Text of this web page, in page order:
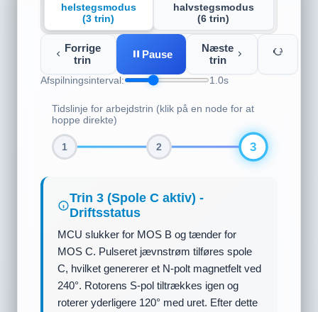
helstegsmodus
(3 trin)
halvstegsmodus
(6 trin)
Forrige
trin
Pause
Næste
trin
Afspilningsinterval: 1.0s
Tidslinje for arbejdstrin (klik på en node for at
hoppe direkte)
1 2 3
Trin 1 (Spole A aktiv) -
Driftsstatus
MCU trækker kun gaten til MOS A høj,
hvilket gør at spole A leder. Jævnstrøm flyter
fra VCC via spole A til GND. Statorpol A
genererer et stærkt N-polt magnetfelt, hvilket
tiltrækker rotorens S-pol (blå del) til at rettes